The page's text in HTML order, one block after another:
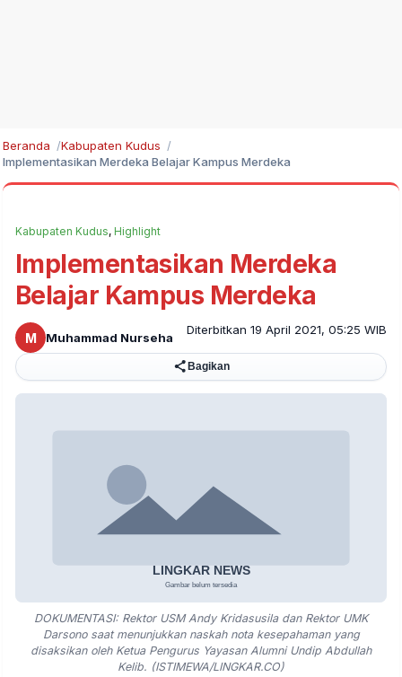
Beranda
Kabupaten Kudus
Implementasikan Merdeka Belajar Kampus Merdeka
Kabupaten Kudus, Highlight
Implementasikan Merdeka
Belajar Kampus Merdeka
M Muhammad Nurseha
Diterbitkan 19 April 2021, 05:25 WIB
Bagikan
DOKUMENTASI: Rektor USM Andy Kridasusila dan Rektor UMK
Darsono saat menunjukkan naskah nota kesepahaman yang
disaksikan oleh Ketua Pengurus Yayasan Alumni Undip Abdullah
Kelib. (ISTIMEWA/LINGKAR.CO)